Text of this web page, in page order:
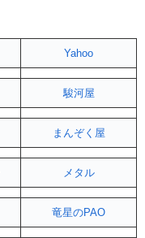
Yahoo
駿河屋
まんぞく屋
メタル
竜星のPAO